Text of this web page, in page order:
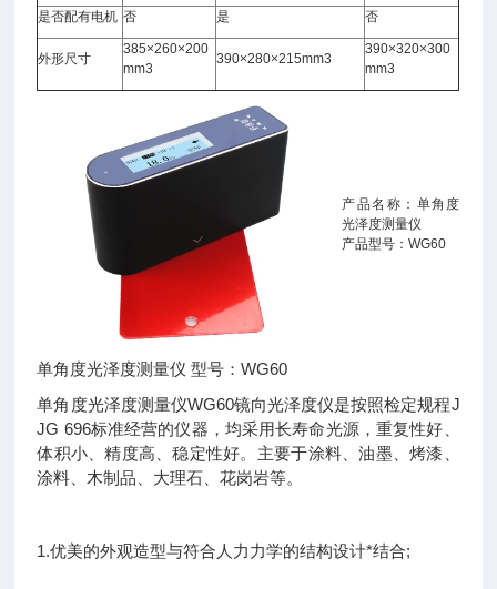
是否配有电机 否 是 否
外形尺寸
385×260×200
mm3
390×280×215mm3
390×320×300
mm3
产品名称：单角度
光泽度测量仪
产品型号：WG60
单角度光泽度测量仪 型号：WG60
单角度光泽度测量仪WG60镜向光泽度仪是按照检定规程J
JG 696标准经营的仪器，均采用长寿命光源，重复性好、
体积小、精度高、稳定性好。主要于涂料、油墨、烤漆、
涂料、木制品、大理石、花岗岩等。
1.优美的外观造型与符合人力力学的结构设计*结合;